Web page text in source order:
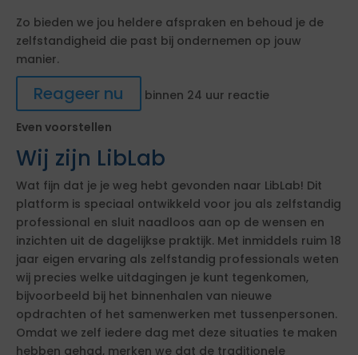
Zo bieden we jou heldere afspraken en behoud je de
zelfstandigheid die past bij ondernemen op jouw
manier.
Reageer nu
binnen 24 uur reactie
Even voorstellen
Wij zijn LibLab
Wat fijn dat je je weg hebt gevonden naar LibLab! Dit
platform is speciaal ontwikkeld voor jou als zelfstandig
professional en sluit naadloos aan op de wensen en
inzichten uit de dagelijkse praktijk. Met inmiddels ruim 18
jaar eigen ervaring als zelfstandig professionals weten
wij precies welke uitdagingen je kunt tegenkomen,
bijvoorbeeld bij het binnenhalen van nieuwe
opdrachten of het samenwerken met tussenpersonen.
Omdat we zelf iedere dag met deze situaties te maken
hebben gehad, merken we dat de traditionele